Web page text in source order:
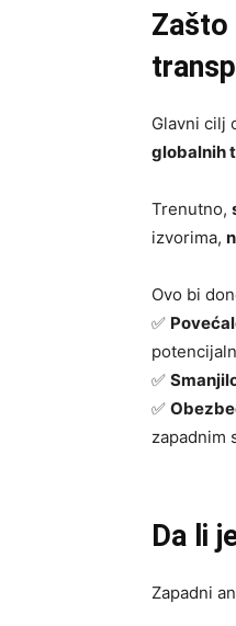
Zašto
Glavni cilj
globalnih
Trenutno,
izvorima,
Ovo bi
✅
✅
✅
zapadnim
Da li
Zapadni